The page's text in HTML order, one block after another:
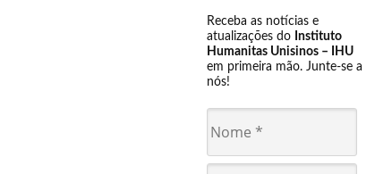
Receba as notícias e
atualizações do Instituto
Humanitas Unisinos – IHU
em primeira mão. Junte-se a
nós!